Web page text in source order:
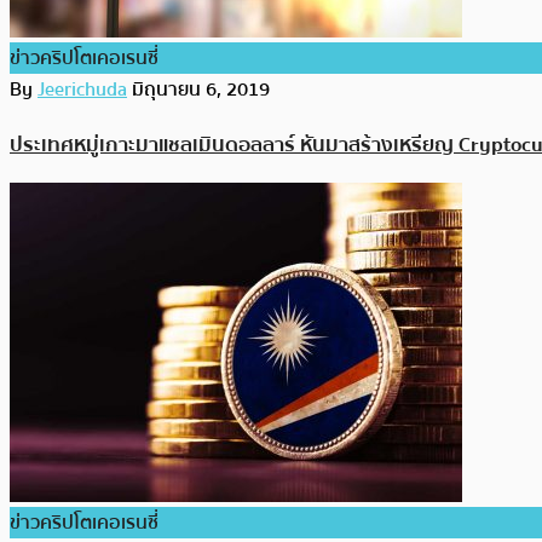
ข่าวคริปโตเคอเรนซี่
ByJeerichudaมิถุนายน 6, 2019
ประเทศหมู่เกาะมาแชลเมินดอลลาร์ หันมาสร้างเหรียญ
ข่าวคริปโตเคอเรนซี่